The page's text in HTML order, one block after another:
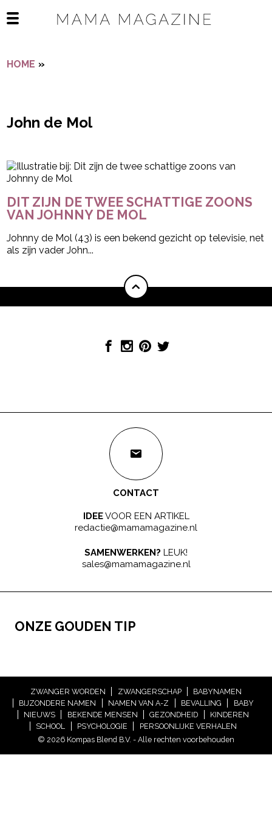
Open het mobiele menu
HOME »
John de Mol
DIT ZIJN DE TWEE SCHATTIGE ZOONS
VAN JOHNNY DE MOL
Johnny de Mol (43) is een bekend gezicht op televisie, net
als zijn vader John...
CONTACT
IDEEVOOR EEN ARTIKEL
redactie@mamamagazine.nl
SAMENWERKEN? LEUK!
sales@mamamagazine.nl
ONZE GOUDEN TIP
ZWANGER WORDEN ZWANGERSCHAP
BABYNAMEN
BIJZONDERE NAMEN
NAMEN VAN A-Z BEVALLING
BABY
NIEUWS
BEKENDE MENSEN GEZONDHEID
KINDEREN
SCHOOL
PSYCHOLOGIE
PERSOONLIJKE VERHALEN
© 2026 Kompas Blend B.V. - Alle rechten voorbehouden